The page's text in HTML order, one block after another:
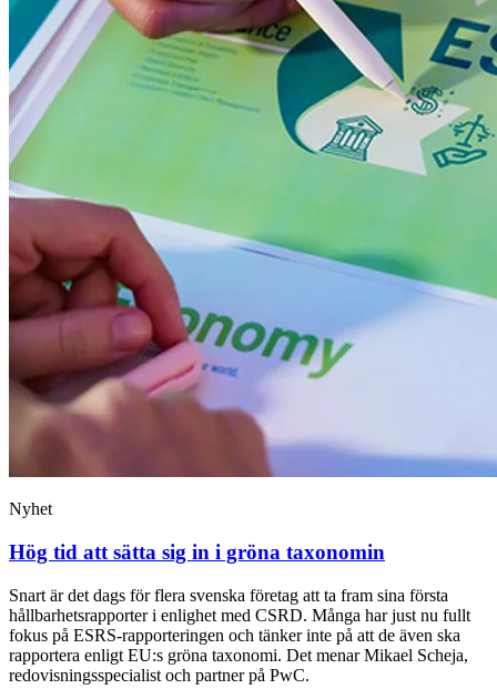
Nyhet
Hög tid att sätta sig in i gröna taxonomin
Snart är det dags för flera svenska företag att ta fram sina första
hållbarhetsrapporter i enlighet med CSRD. Många har just nu fullt
fokus på ESRS-rapporteringen och tänker inte på att de även ska
rapportera enligt EU:s gröna taxonomi. Det menar Mikael Scheja,
redovisningsspecialist och partner på PwC.